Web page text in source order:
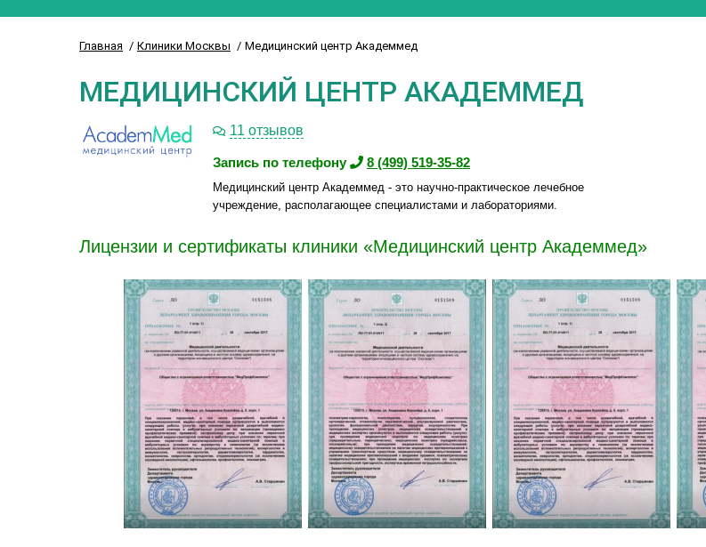
Главная Клиники Москвы Медицинский центр Академмед
МЕДИЦИНСКИЙ ЦЕНТР АКАДЕММЕД
11 отзывов
Запись по телефону 8 (499) 519-35-82
Медицинский центр Академмед - это научно-практическое лечебное
учреждение, располагающее специалистами и лабораториями.
Лицензии и сертификаты клиники «Медицинский центр Академмед»